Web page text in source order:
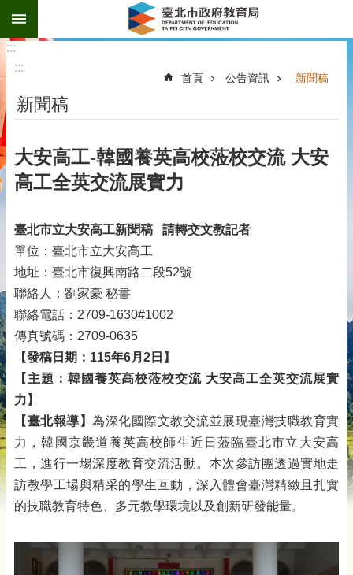
跳到主要內容區塊
:::
:::
首頁 公告資訊 新聞稿
新聞稿
大安高工-韓國養英高校蒞校交流 大安
高工全英交流展實力
臺北市立大安高工新聞稿
請轉交文教記者
單位：臺北市立大安高工
地址：臺北市復興南路二段52號
聯絡人：劉家豪 秘書
聯絡電話：2709-1630#1002
傳真號碼：2709-0635
【發稿日期：115年6月2日】
【主題：韓國養英高校蒞校交流 大安高工全英交流展實
力】
【臺北報導】 為深化國際文教交流並展現臺灣技職教育實
力，韓國京畿道養英高校師生近日蒞臨臺北市立大安高
工，進行一場深度教育交流活動。本次參訪團透過實地走
訪教學工場與精采的學生互動，深入體會臺灣精緻且扎實
的技職教育特色、多元教學環境以及創新研發能量。